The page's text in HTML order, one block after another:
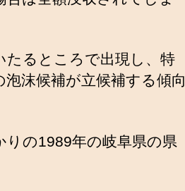
たるところで出現し、特
沫候補が立候補する傾向
の1989年の岐阜県の県